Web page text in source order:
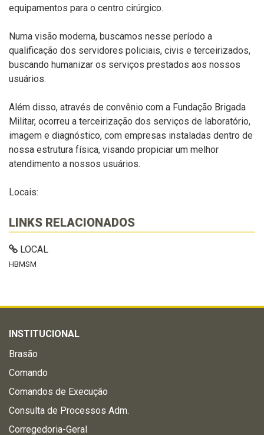
equipamentos para o centro cirúrgico.
Numa visão moderna, buscamos nesse período a
qualificação dos servidores policiais, civis e terceirizados,
buscando humanizar os serviços prestados aos nossos
usuários.
Além disso, através de convênio com a Fundação Brigada
Militar, ocorreu a terceirização dos serviços de laboratório,
imagem e diagnóstico, com empresas instaladas dentro de
nossa estrutura física, visando propiciar um melhor
atendimento a nossos usuários.
Locais:
LINKS RELACIONADOS
LOCAL
HBMSM
INSTITUCIONAL
Brasão
Comando
Comandos de Execução
Consulta de Processos Adm.
Corregedoria-Geral